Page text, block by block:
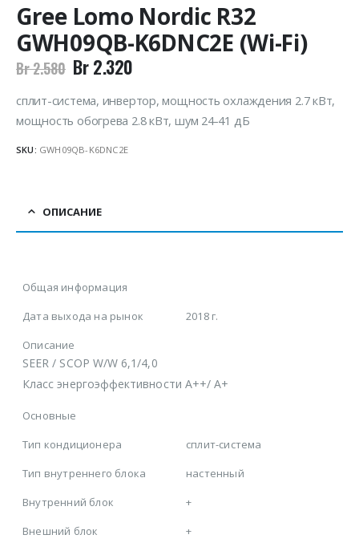
Gree Lomo Nordic R32
GWH09QB-K6DNC2E (Wi-Fi)
Br2.580 Br2.320
сплит-система, инвертор, мощность охлаждения 2.7 кВт,
мощность обогрева 2.8 кВт, шум 24-41 дБ
SKU: GWH09QB-K6DNC2E
ОПИСАНИЕ
Общая информация
Дата выхода на рынок
2018 г.
Описание
SEER / SCOP W/W 6,1/4,0
Класс энергоэффективности A++/ A+
Основные
Тип кондиционера
сплит-система
Тип внутреннего блока
настенный
Внутренний блок
+
Внешний блок
+